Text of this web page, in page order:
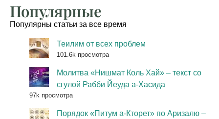
Популярные
Популярны статьи за все время
Теилим от всех проблем
101.6k просмотра
Молитва «Нишмат Коль Хай» – текст со
сгулой Рабби Йеуда а-Хасида
97k просмотра
Порядок «Питум а-Кторет» по Аризалю –